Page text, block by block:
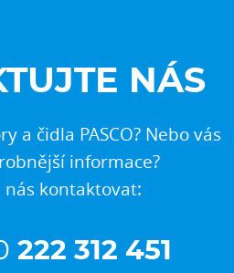
NÁS
a čidla PASCO? Nebo vás
informace?
nás kontaktovat:
222 312 451